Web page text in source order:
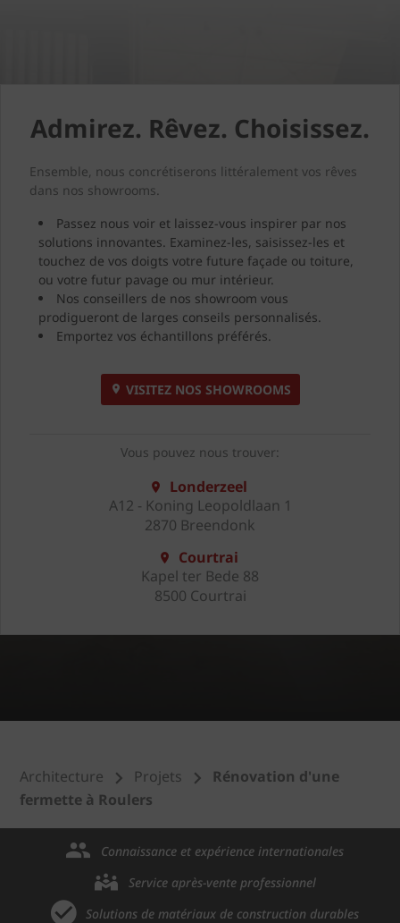
Admirez. Rêvez. Choisissez.
Ensemble, nous concrétiserons littéralement vos rêves
dans nos showrooms.
Passez nous voir et laissez-vous inspirer par nos
solutions innovantes. Examinez-les, saisissez-les et
touchez de vos doigts votre future façade ou toiture,
ou votre futur pavage ou mur intérieur.
Nos conseillers de nos showroom vous
prodigueront de larges conseils personnalisés.
Emportez vos échantillons préférés.
VISITEZ NOS SHOWROOMS
Vous pouvez nous trouver:
Londerzeel
A12 - Koning Leopoldlaan 1
2870 Breendonk
Courtrai
Kapel ter Bede 88
8500 Courtrai
Architecture Projets
Rénovation d'une
fermette à Roulers
Connaissance et expérience internationales
Service après-vente professionnel
Solutions de matériaux de construction durables